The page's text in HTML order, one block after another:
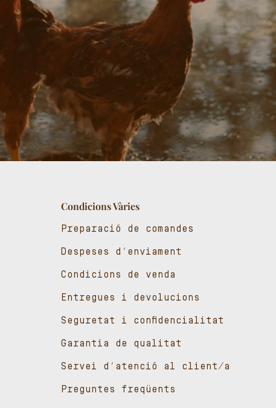
Condicions Vàries
Preparació de comandes
Despeses d’enviament
Condicions de venda
Entregues i devolucions
Seguretat i confidencialitat
Garantia de qualitat
Servei d’atenció al client/a
Preguntes freqüents